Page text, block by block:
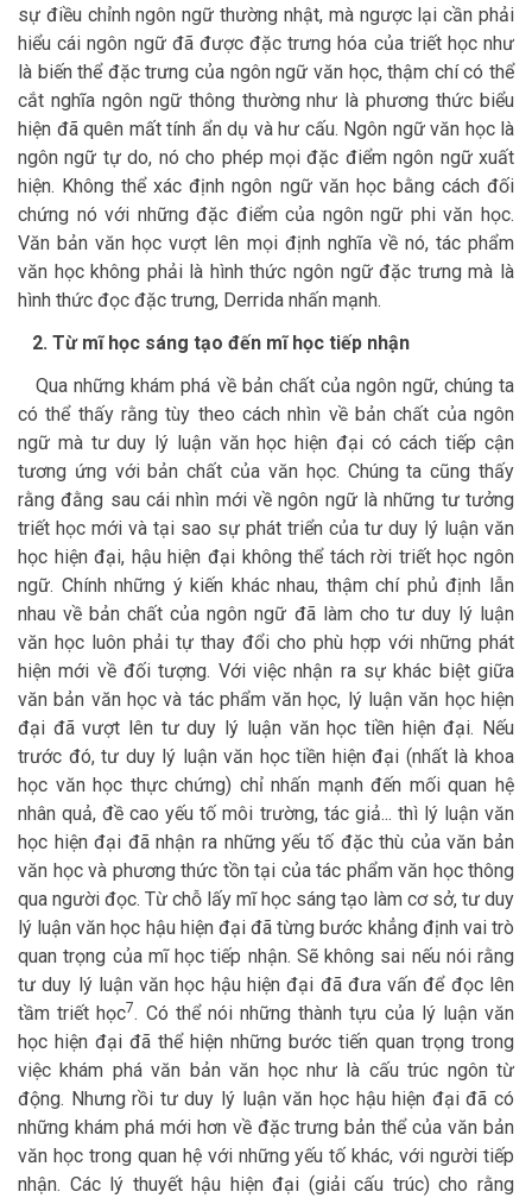
sự điều chỉnh ngôn ngữ thường nhật, mà ngược lại cần phải
hiểu cái ngôn ngữ đã được đặc trưng hóa của triết học như
là biến thể đặc trưng của ngôn ngữ văn học, thậm chí có thể
cắt nghĩa ngôn ngữ thông thường như là phương thức biểu
hiện đã quên mất tính ẩn dụ và hư cấu. Ngôn ngữ văn học là
ngôn ngữ tự do, nó cho phép mọi đặc điểm ngôn ngữ xuất
hiện. Không thể xác định ngôn ngữ văn học bằng cách đối
chứng nó với những đặc điểm của ngôn ngữ phi văn học.
Văn bản văn học vượt lên mọi định nghĩa về nó, tác phẩm
văn học không phải là hình thức ngôn ngữ đặc trưng mà là
hình thức đọc đặc trưng, Derrida nhấn mạnh.
2. Từ mĩ học sáng tạo đến mĩ học tiếp nhận
Qua những khám phá về bản chất của ngôn ngữ, chúng ta
có thể thấy rằng tùy theo cách nhìn về bản chất của ngôn
ngữ mà tư duy lý luận văn học hiện đại có cách tiếp cận
tương ứng với bản chất của văn học. Chúng ta cũng thấy
rằng đằng sau cái nhìn mới về ngôn ngữ là những tư tưởng
triết học mới và tại sao sự phát triển của tư duy lý luận văn
học hiện đại, hậu hiện đại không thể tách rời triết học ngôn
ngữ. Chính những ý kiến khác nhau, thậm chí phủ định lẫn
nhau về bản chất của ngôn ngữ đã làm cho tư duy lý luận
văn học luôn phải tự thay đổi cho phù hợp với những phát
hiện mới về đối tượng. Với việc nhận ra sự khác biệt giữa
văn bản văn học và tác phẩm văn học, lý luận văn học hiện
đại đã vượt lên tư duy lý luận văn học tiền hiện đại. Nếu
trước đó, tư duy lý luận văn học tiền hiện đại (nhất là khoa
học văn học thực chứng) chỉ nhấn mạnh đến mối quan hệ
nhân quả, đề cao yếu tố môi trường, tác giả... thì lý luận văn
học hiện đại đã nhận ra những yếu tố đặc thù của văn bản
văn học và phương thức tồn tại của tác phẩm văn học thông
qua người đọc. Từ chỗ lấy mĩ học sáng tạo làm cơ sở, tư duy
lý luận văn học hậu hiện đại đã từng bước khẳng định vai trò
quan trọng của mĩ học tiếp nhận. Sẽ không sai nếu nói rằng
tư duy lý luận văn học hậu hiện đại đã đưa vấn để đọc lên
tầm triết học7. Có thể nói những thành tựu của lý luận văn
học hiện đại đã thể hiện những bước tiến quan trọng trong
việc khám phá văn bản văn học như là cấu trúc ngôn từ
động. Nhưng rồi tư duy lý luận văn học hậu hiện đại đã có
những khám phá mới hơn về đặc trưng bản thể của văn bản
văn học trong quan hệ với những yếu tố khác, với người tiếp
nhận. Các lý thuyết hậu hiện đại (giải cấu trúc) cho rằng